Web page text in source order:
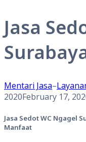
Jasa
Mentari Jasa–
2020February 17,
Jasa Sedot WC Ngagel
Manfaat